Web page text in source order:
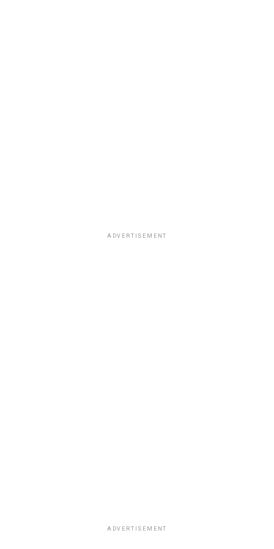
ADVERTISEMENT
ADVERTISEMENT